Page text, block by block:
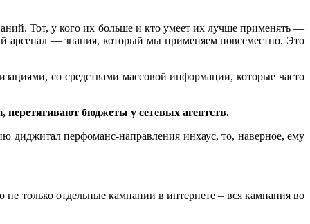
Тот, у кого их больше и кто умеет их лучше применять —
арсенал — знания, который мы применяем повсеместно. Это
со средствами массовой информации, которые часто
, перетягивают бюджеты у сетевых агентств.
диджитал перфоманс-направления инхаус, то, наверное, ему
только отдельные кампании в интернете – вся кампания во